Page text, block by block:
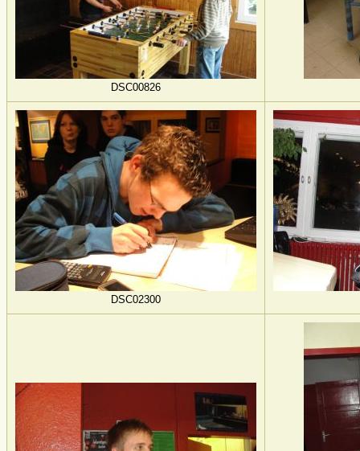
DSC00826
DSC02300